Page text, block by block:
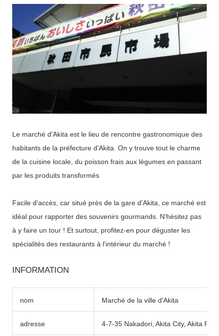
Le marché d'Akita est le lieu de rencontre gastronomique des
habitants de la préfecture d'Akita. On y trouve tout le charme
de la cuisine locale, du poisson frais aux légumes en passant
par les produits transformés
Facile d'accès, car situé près de la gare d'Akita, ce marché est
idéal pour rapporter des souvenirs gourmands. N'hésitez pas
à y faire un tour ! Et surtout, profitez-en pour déguster les
spécialités des restaurants à l'intérieur du marché !
INFORMATION
nom Marché de la ville d'Akita
adresse 4-7-35 Nakadori, Akita City, Akita